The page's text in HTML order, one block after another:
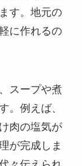
す。地元の
に作れるの
スープや煮
。例えば、
肉の塩気が
が完成しま